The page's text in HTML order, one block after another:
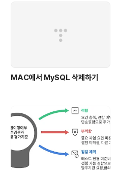
MAC에서 MySQL 삭제하기